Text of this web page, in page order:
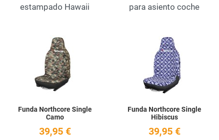
estampado Hawaii
para asiento coche
Funda Northcore Single
Camo
39,95 €
Funda Northcore Single
Hibiscus
39,95 €